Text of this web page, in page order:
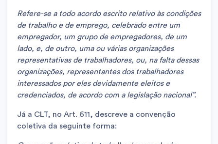
Refere-se a todo acordo escrito relativo às condições
de trabalho e de emprego, celebrado entre um
empregador, um grupo de empregadores, de um
lado, e, de outro, uma ou várias organizações
representativas de trabalhadores, ou, na falta dessas
organizações, representantes dos trabalhadores
interessados por eles devidamente eleitos e
credenciados, de acordo com a legislação nacional”.
Já a CLT, no Art. 611, descreve a convenção
coletiva da seguinte forma: